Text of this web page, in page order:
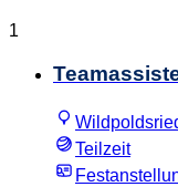
1
Teilzeit